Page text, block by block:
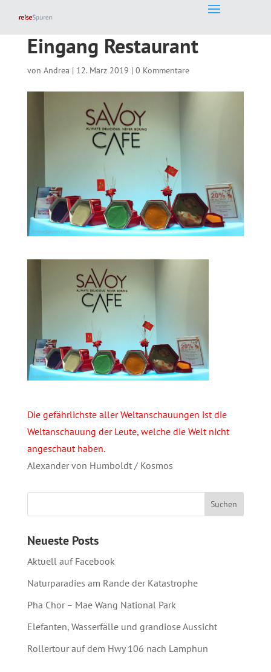
Eingang Restaurant
von Andrea | 12. März 2019 | 0 Kommentare
Die gefährlichste aller Weltanschauungen ist die
Weltanschauung der Leute, welche die Welt nicht
angeschaut haben.
Alexander von Humboldt / Kosmos
Neueste Posts
Aktuell auf Facebook
Naturparadies am Rande der Katastrophe
Pha Chor – Mae Wang National Park
Elefanten, Wasserfälle und grandiose Aussicht
Rollertour auf dem Hwy 106 nach Lamphun